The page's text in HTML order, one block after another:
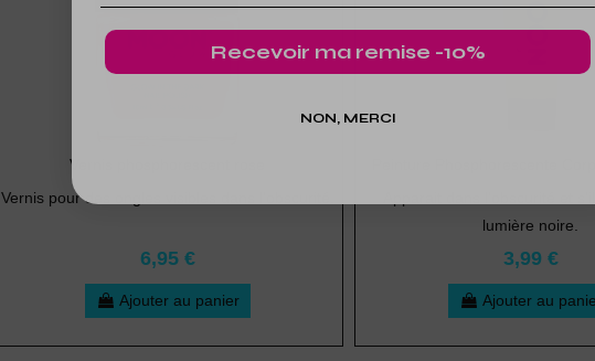
Vernis phosphorescent rose
Vernis pour des ongles visibles dans l'obscurité.
6,95 €
Ajouter au panier
Peinture Phosphorescente
Apparait dans l'obscurité et
lumière noire.
3,99 €
Ajouter au
Recevoir ma remise -10%
NON, MERCI